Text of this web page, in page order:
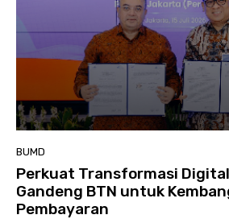
BUMD
Perkuat Transformasi
Gandeng BTN untuk
Pembayaran